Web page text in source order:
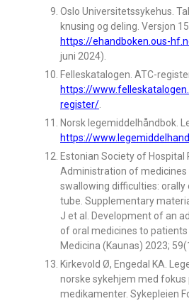
Oslo Universitetssykehus.
knusing og deling. Versjon
https://ehandboken.ous-
juni 2024).
Felleskatalogen. ATC-
https://
register/.
Norsk legemiddelhåndbok.
https://
Estonian Society of Hospital
Administration of
swallowing difficulties:
tube. Supplementary
J et al. Development of an
of oral medicines to
Medicina (Kaunas) 2023;
Kirkevold Ø, Engedal KA.
norske sykehjem med fokus
medikamenter. Sykepleien